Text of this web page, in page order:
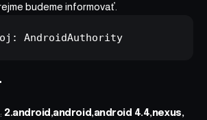
budeme informovať.
AndroidAuthority
2.android android android 4.4 nexus